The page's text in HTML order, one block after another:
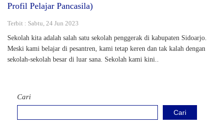
Profil Pelajar Pancasila)
Terbit : Sabtu, 24 Jun 2023
Sekolah kita adalah salah satu sekolah penggerak di kabupaten Sidoarjo.
Meski kami belajar di pesantren, kami tetap keren dan tak kalah dengan
sekolah-sekolah besar di luar sana. Sekolah kami kini..
Cari
Cari